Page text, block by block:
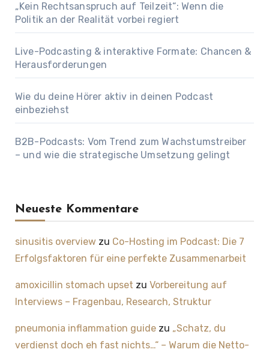
„Kein Rechtsanspruch auf Teilzeit“: Wenn die
Politik an der Realität vorbei regiert
Live-Podcasting & interaktive Formate: Chancen &
Herausforderungen
Wie du deine Hörer aktiv in deinen Podcast
einbeziehst
B2B-Podcasts: Vom Trend zum Wachstumstreiber
– und wie die strategische Umsetzung gelingt
Neueste Kommentare
sinusitis overviewzu Co-Hosting im Podcast: Die 7
Erfolgsfaktoren für eine perfekte Zusammenarbeit
amoxicillin stomach upset zu Vorbereitung auf
Interviews – Fragenbau, Research, Struktur
pneumonia inflammation guidezu „Schatz, du
verdienst doch eh fast nichts…“ – Warum die Netto-